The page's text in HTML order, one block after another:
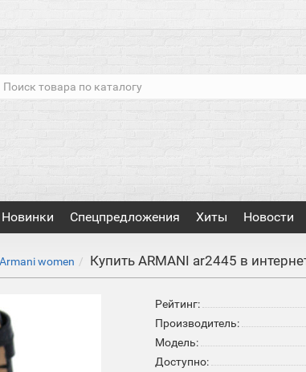
Новинки Спецпредложения Хиты Новости
Armani women Купить ARMANI ar2445 в
Рейтинг:
Производитель:
Модель:
Доступно: